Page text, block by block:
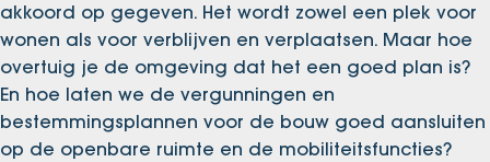
akkoord op gegeven. Het wordt zowel een plek voor
wonen als voor verblijven en verplaatsen. Maar hoe
overtuig je de omgeving dat het een goed plan is?
En hoe laten we de vergunningen en
bestemmingsplannen voor de bouw goed aansluiten
op de openbare ruimte en de mobiliteitsfuncties?